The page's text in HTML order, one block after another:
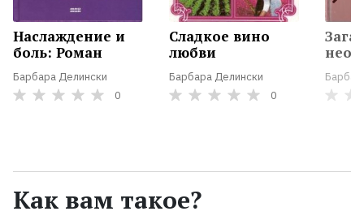
Наслаждение и
боль: Роман
Барбара Делински
0
Сладкое вино
любви
Барбара Делински
0
Как вам такое?